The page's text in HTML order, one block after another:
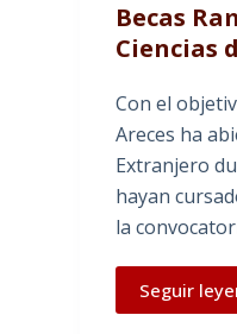
Becas
Ciencias
Con el
Areces ha
Extranjero
hayan
la
Seguir